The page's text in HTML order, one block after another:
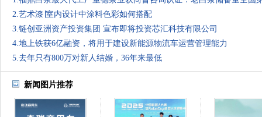
2.艺术漆∣室内设计中涂料色彩如何搭配
3.链创亚洲资产投资集团 宣布即将投资芯汇科技有限公司
4.地上铁获6亿融资，将用于建设新能源物流车运营管理能力
5.去年只有800万对新人结婚，36年来最低
新闻图片推荐